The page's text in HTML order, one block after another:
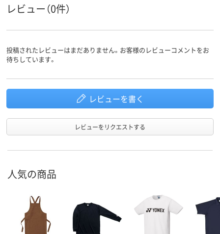
レビュー（0件）
投稿されたレビューはまだありません。お客様のレビューコメントをお
待ちしています。
レビューを書く
レビューをリクエストする
人気の商品